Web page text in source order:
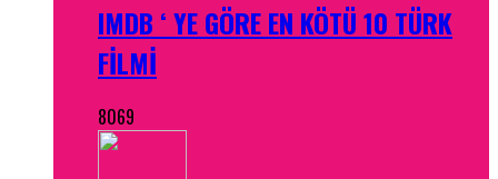
IMDB ‘ YE GÖRE EN KÖTÜ 10 TÜRK
FİLMİ
8069